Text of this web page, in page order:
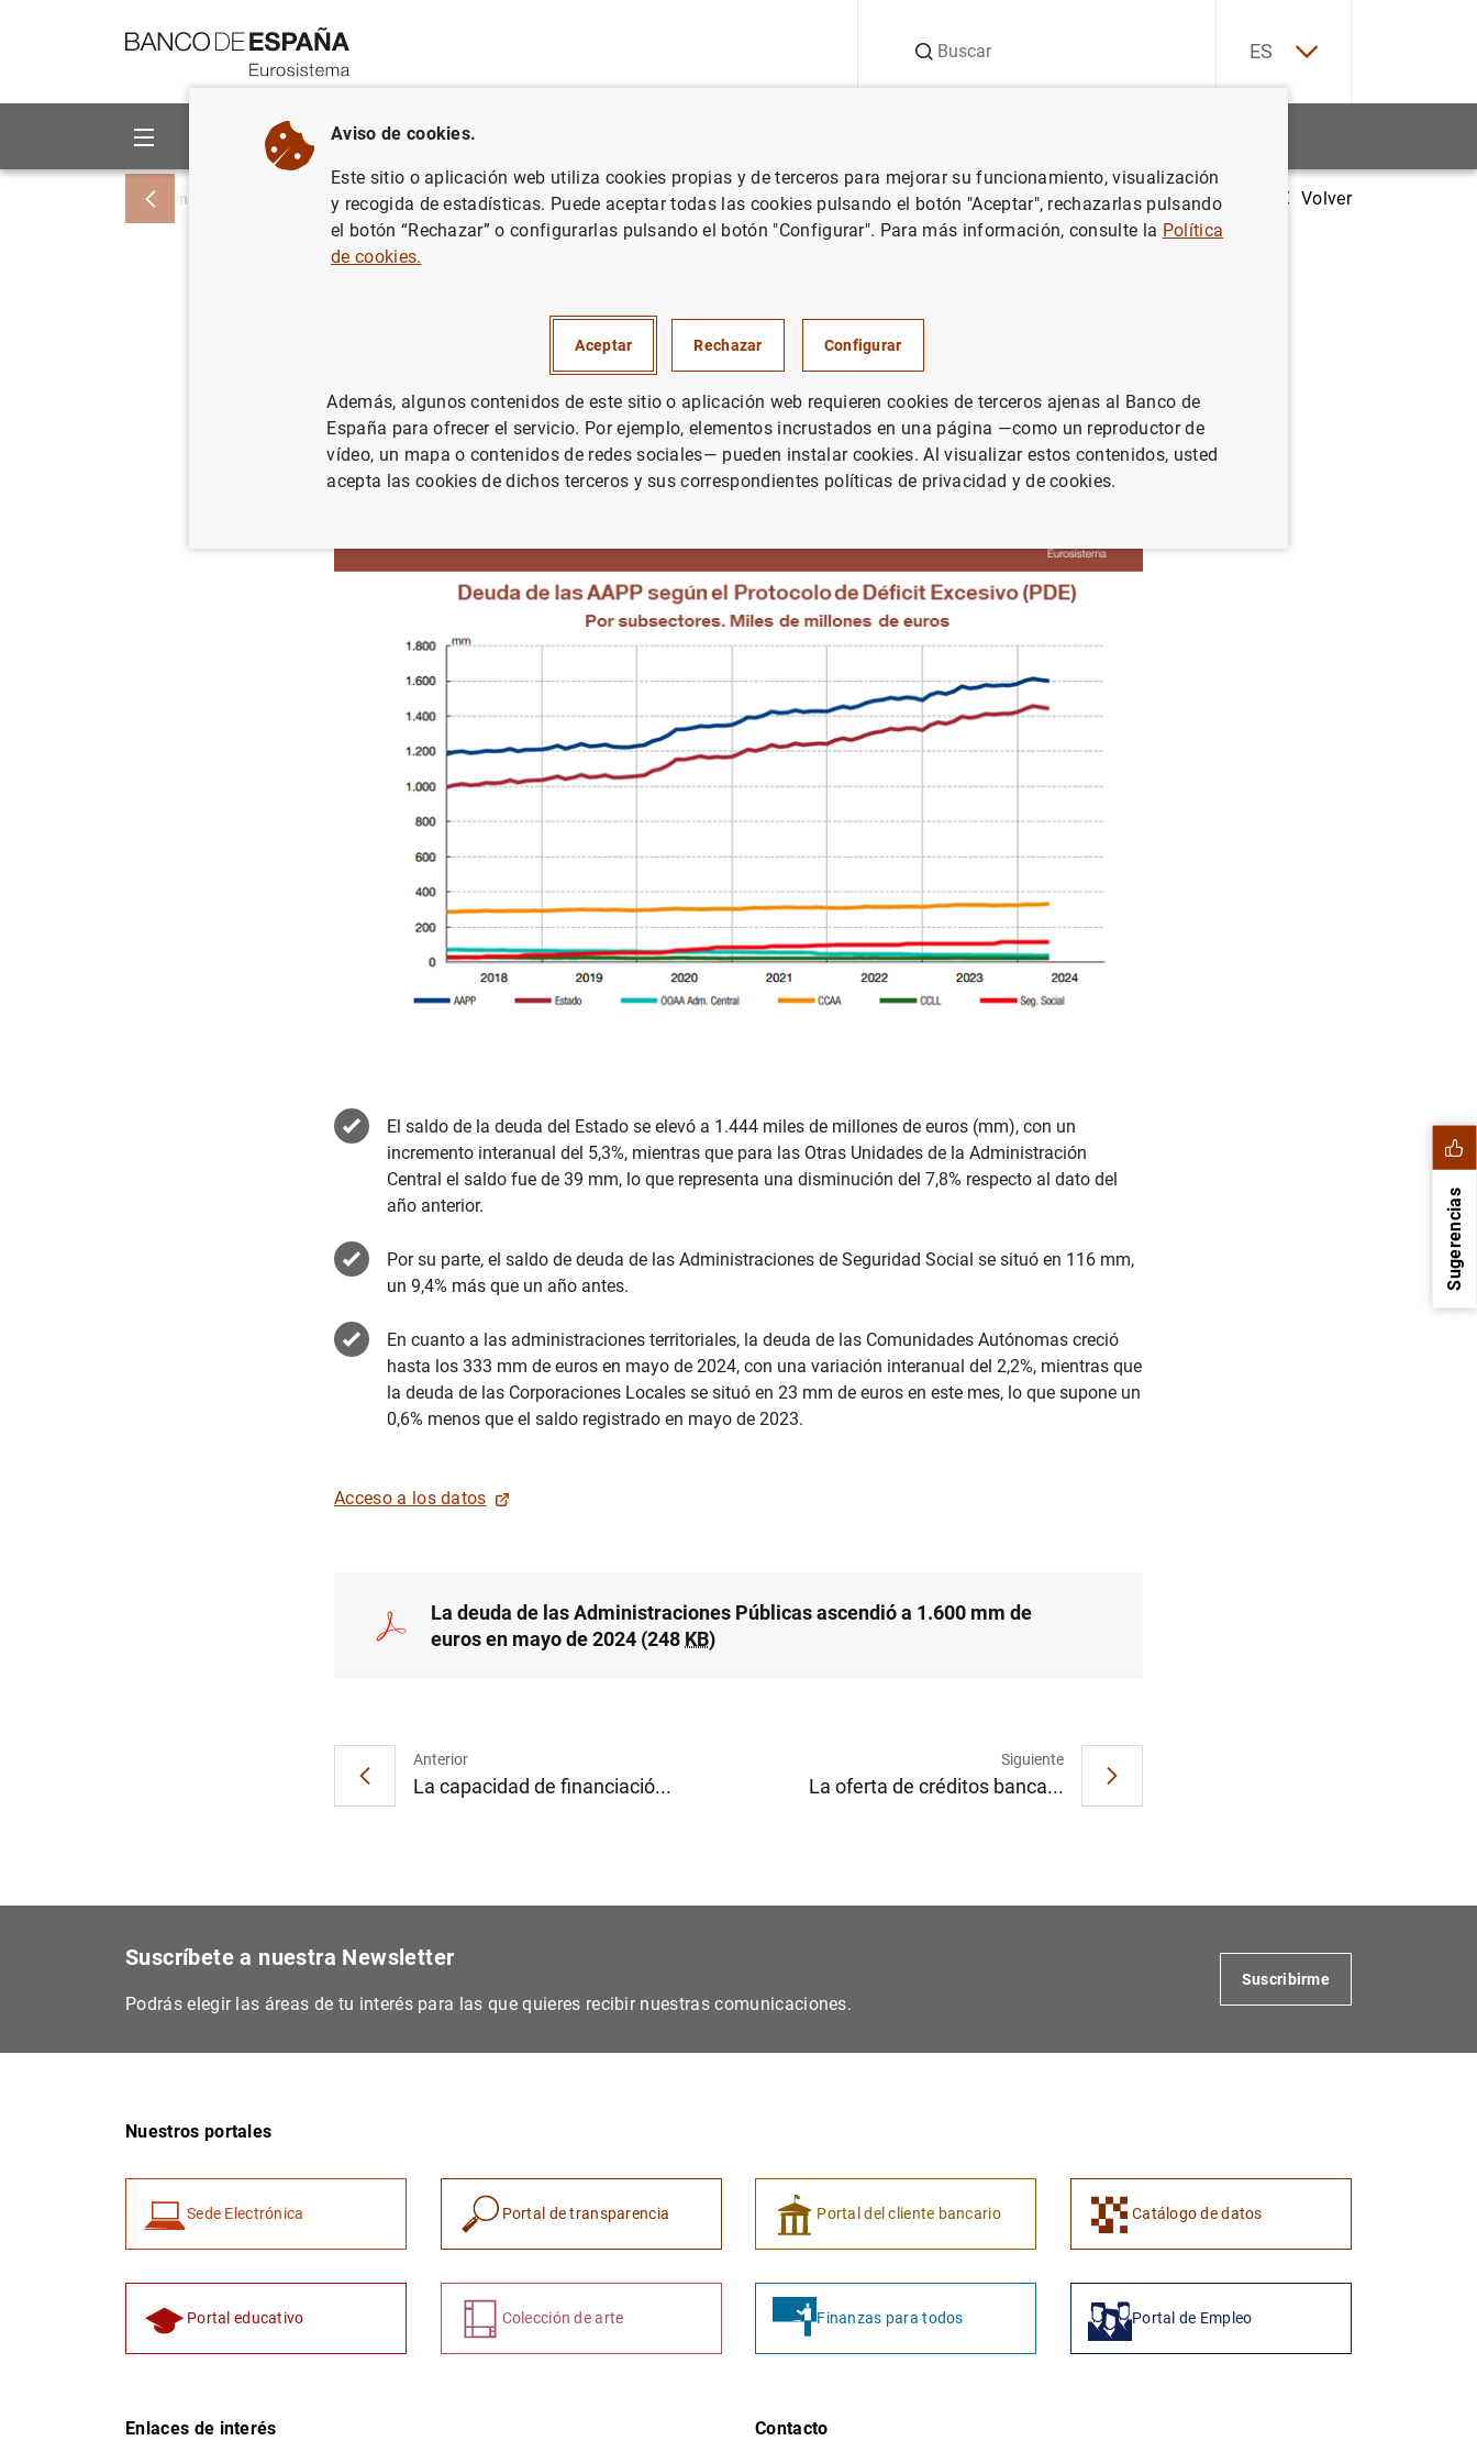
ES
Sobre el Banco Áreas de actuación
Inicio Noticias y eventos Noticias del Banco de España Notas de prensa del Banco de España La deuda de las Administraciones Públicas ascendió a 1.600 mm de euros en
Volver
ascendió a 1.600 mm de euros en mayo de 2024
DEUDA PÚBLICA
El saldo de la deuda del Estado se elevó a 1.444 miles de millones de euros (mm), con un
incremento interanual del 5,3%, mientras que para las Otras Unidades de la Administración
Central el saldo fue de 39 mm, lo que representa una disminución del 7,8% respecto al dato del
año anterior.
Por su parte, el saldo de deuda de las Administraciones de Seguridad Social se situó en 116 mm,
un 9,4% más que un año antes.
En cuanto a las administraciones territoriales, la deuda de las Comunidades Autónomas creció
hasta los 333 mm de euros en mayo de 2024, con una variación interanual del 2,2%, mientras que
la deuda de las Corporaciones Locales se situó en 23 mm de euros en este mes, lo que supone un
0,6% menos que el saldo registrado en mayo de 2023.
Acceso a los datos
La deuda de las Administraciones Públicas ascendió a 1.600 mm de
euros en mayo de 2024 (248 KB)
Anterior
La capacidad de financiació...
Siguiente
La oferta de créditos banca...
Sugerencias
Suscríbete a nuestra Newsletter
Podrás elegir las áreas de tu interés para las que quieres recibir nuestras comunicaciones.
Suscribirme
Nuestros portales
Sede Electrónica Portal de transparencia Portal del cliente bancario Catálogo de datos
Portal educativo Colección de arte Finanzas para todos Portal de Empleo
Enlaces de interés Contacto
Aviso de cookies.
Este sitio o aplicación web utiliza cookies propias y de terceros para mejorar su funcionamiento, visualización
y recogida de estadísticas. Puede aceptar todas las cookies pulsando el botón "Aceptar", rechazarlas pulsando
el botón “Rechazar” o configurarlas pulsando el botón "Configurar". Para más información, consulte la Política
de cookies.
Aceptar Rechazar Configurar
Además, algunos contenidos de este sitio o aplicación web requieren cookies de terceros ajenas al Banco de
España para ofrecer el servicio. Por ejemplo, elementos incrustados en una página —como un reproductor de
vídeo, un mapa o contenidos de redes sociales— pueden instalar cookies. Al visualizar estos contenidos, usted
acepta las cookies de dichos terceros y sus correspondientes políticas de privacidad y de cookies.